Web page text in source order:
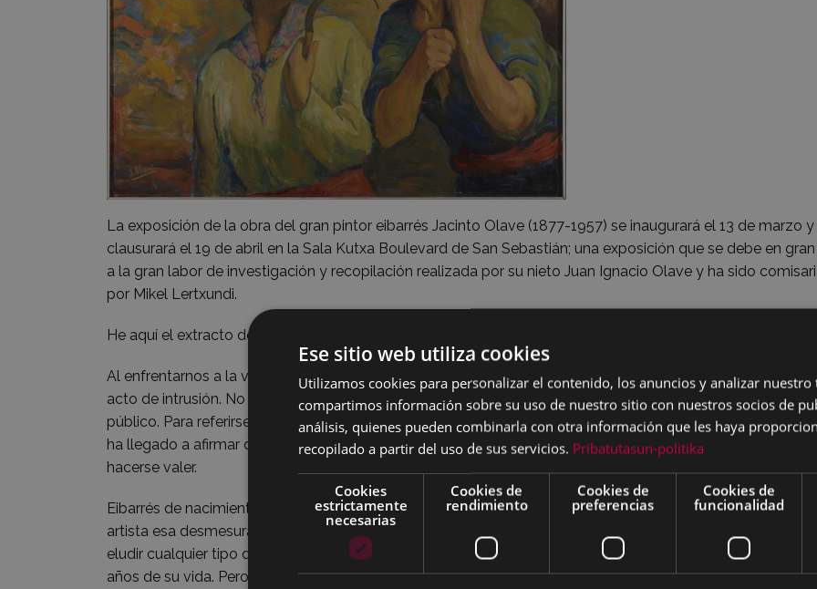
La exposición de la obra del gran pintor eibarrés Jacinto Olave (1877-1957) se inaugurará el 13 de marzo y
clausurará el 19 de abril en la Sala Kutxa Boulevard de San Sebastián; una exposición que se debe en
a la gran labor de investigación y recopilación realizada por su nieto Juan Ignacio Olave y ha sido
por Mikel Lertxundi.
He aquí el extracto del programa de mano de la exposición:
Al enfrentarnos a la vida y obra de Jacinto Olave resulta difícil sustraerse a la sensación de estar
acto de intrusión. No es nada habitual encontrarse con un artista tan reticente a mostrar el fruto de su
público. Para referirse a él se han utilizado expresiones tan ilustrativas como la de un trapense en su celda
ha llegado a afirmar que lo que faltó a Olave para ocupar el espacio que se merecía en el mundo artístico
hacerse valer.
Eibarrés de nacimiento, Jacinto Olave mostró desde sus primeros pasos como
artista esa desmesurada modestia que le hizo no frecuentar los círculos artísticos y
eludir cualquier tipo de promoción personal. Una forma de vivir como artista que no abandonó hasta los
años de su vida. Pero sería un error dejar que esa tendencia al aislamiento de Olave se interpusiera en la
Ese sitio web utiliza cookies
Utilizamos cookies para personalizar el contenido, los anuncios y analizar nuestro
compartimos información sobre su uso de nuestro sitio con nuestros socios de
análisis, quienes pueden combinarla con otra información que les haya
recopilado a partir del uso de sus servicios. Pribatutasun-politika
Cookies
estrictamente
necesarias
Cookies de
rendimiento
Cookies de
preferencias
Cookies de
funcionalidad